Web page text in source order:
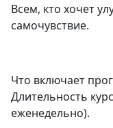
Всем, кто хочет
самочувствие.
Что включает
Длительность
еженедельно).